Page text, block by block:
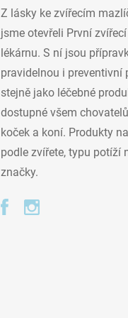
Z lásky ke zvířecím
jsme otevřeli První zvířecí
lékárnu. S ní jsou
pravidelnou i preventivní
stejně jako léčebné
dostupné všem
koček a koní. Produkty
podle zvířete, typu potíží
značky.